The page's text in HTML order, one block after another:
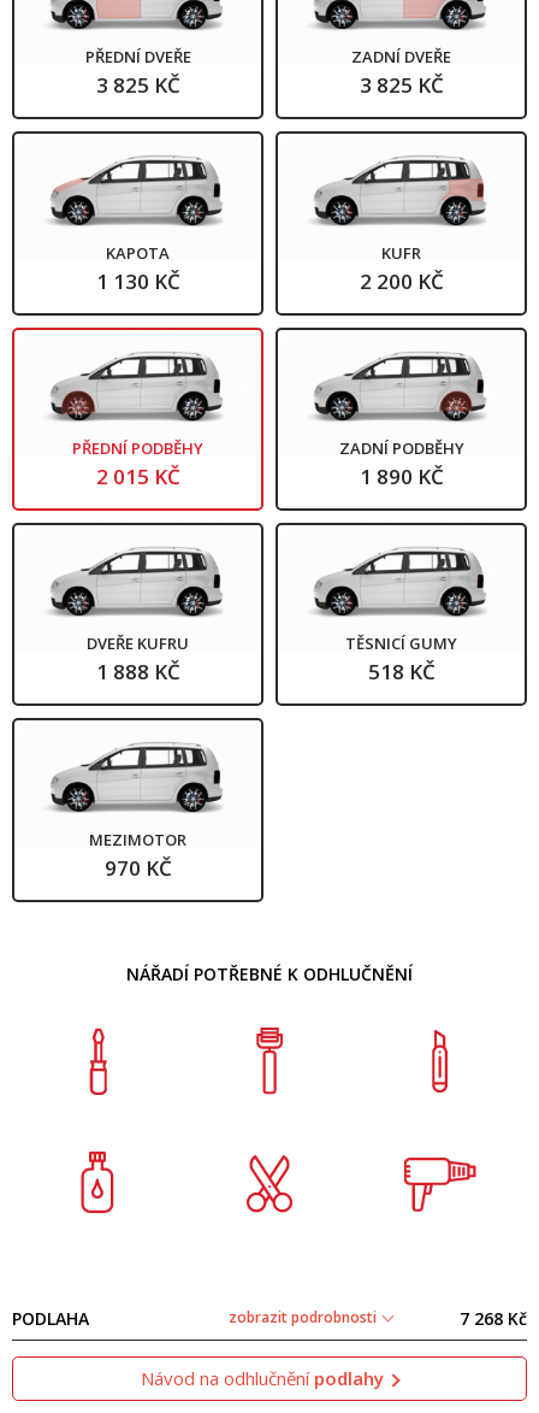
PŘEDNÍ DVEŘE
3 825 KČ
ZADNÍ DVEŘE
3 825 KČ
KAPOTA
1 130 KČ
KUFR
2 200 KČ
PŘEDNÍ PODBĚHY
2 015 KČ
ZADNÍ PODBĚHY
1 890 KČ
DVEŘE KUFRU
1 888 KČ
TĚSNICÍ GUMY
518 KČ
MEZIMOTOR
970 KČ
NÁŘADÍ POTŘEBNÉ K ODHLUČNĚNÍ
PODLAHA zobrazit podrobnosti 7 268 Kč
Návod na odhlučnění podlahy